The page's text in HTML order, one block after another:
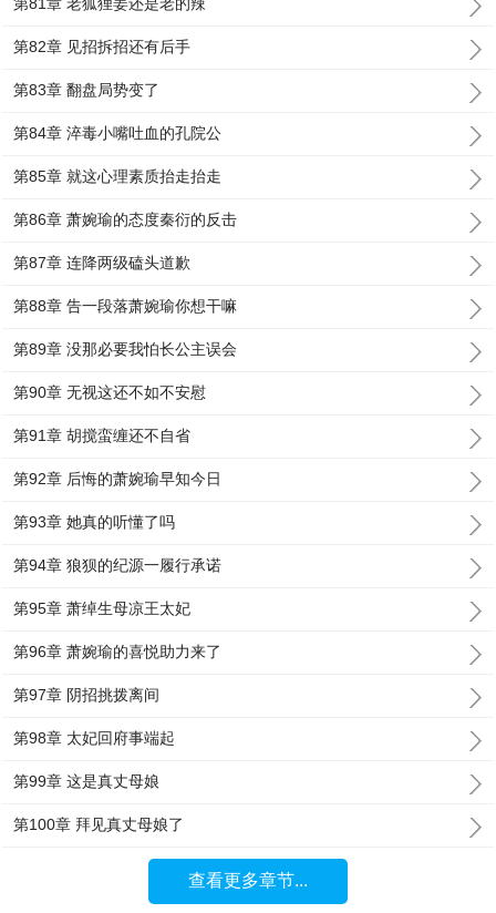
第82章 见招拆招还有后手
第83章 翻盘局势变了
第84章 淬毒小嘴吐血的孔院公
第85章 就这心理素质抬走抬走
第86章 萧婉瑜的态度秦衍的反击
第87章 连降两级磕头道歉
第88章 告一段落萧婉瑜你想干嘛
第89章 没那必要我怕长公主误会
第90章 无视这还不如不安慰
第91章 胡搅蛮缠还不自省
第92章 后悔的萧婉瑜早知今日
第93章 她真的听懂了吗
第94章 狼狈的纪源一履行承诺
第95章 萧绰生母凉王太妃
第96章 萧婉瑜的喜悦助力来了
第97章 阴招挑拨离间
第98章 太妃回府事端起
第99章 这是真丈母娘
第100章 拜见真丈母娘了
查看更多章节...